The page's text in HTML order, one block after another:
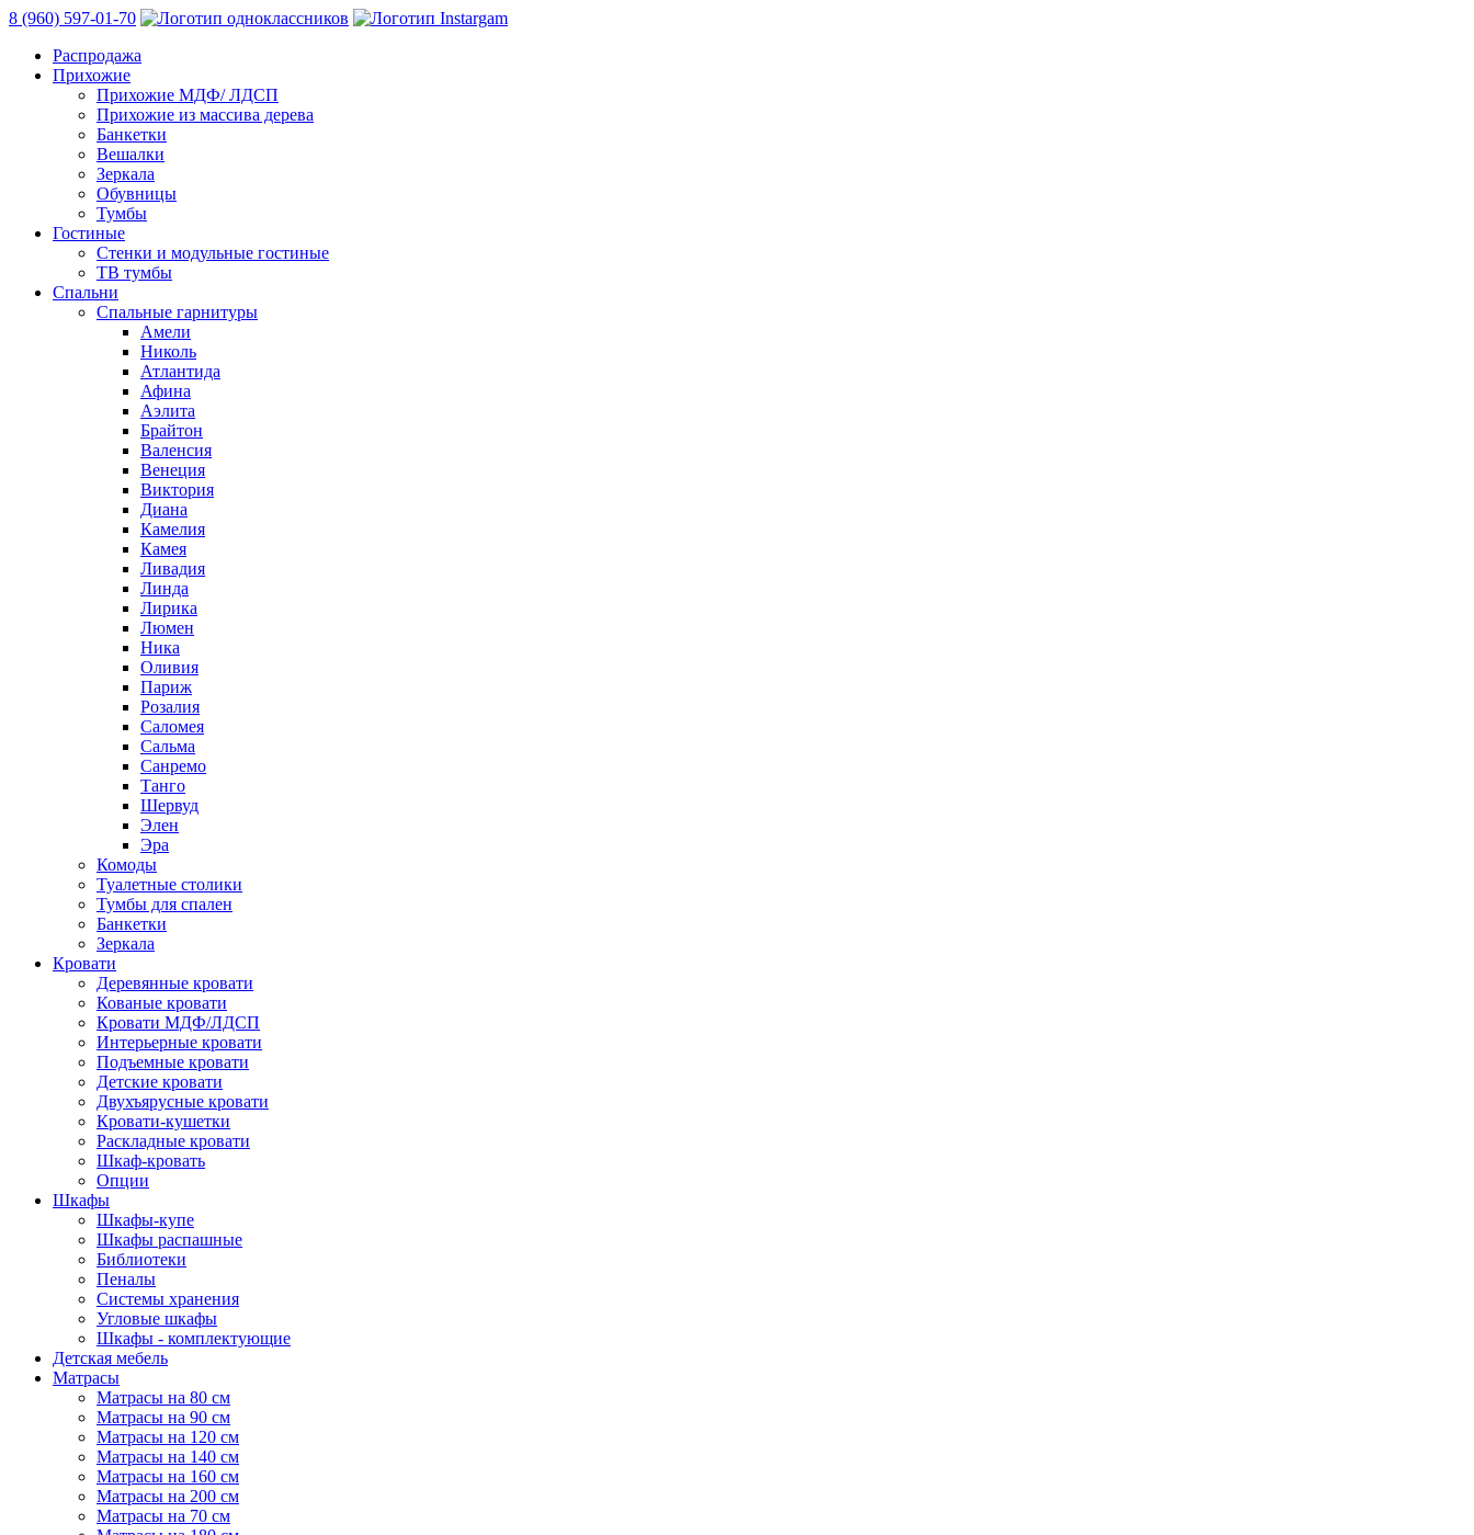
8 (960) 597-01-70
Распродажа
Прихожие
Прихожие МДФ/ ЛДСП
Прихожие из массива дерева
Банкетки
Вешалки
Зеркала
Обувницы
Тумбы
Гостиные
Стенки и модульные гостиные
ТВ тумбы
Спальни
Спальные гарнитуры
Амели
Николь
Атлантида
Афина
Аэлита
Брайтон
Валенсия
Венеция
Виктория
Диана
Камелия
Камея
Ливадия
Линда
Лирика
Люмен
Ника
Оливия
Париж
Розалия
Саломея
Сальма
Санремо
Танго
Шервуд
Элен
Эра
Комоды
Туалетные столики
Тумбы для спален
Банкетки
Зеркала
Кровати
Деревянные кровати
Кованые кровати
Кровати МДФ/ЛДСП
Интерьерные кровати
Подъемные кровати
Детские кровати
Двухъярусные кровати
Кровати-кушетки
Раскладные кровати
Шкаф-кровать
Опции
Шкафы
Шкафы-купе
Шкафы распашные
Библиотеки
Пеналы
Системы хранения
Угловые шкафы
Шкафы - комплектующие
Детская мебель
Матрасы
Матрасы на 80 см
Матрасы на 90 см
Матрасы на 120 см
Матрасы на 140 см
Матрасы на 160 см
Матрасы на 200 см
Матрасы на 70 см